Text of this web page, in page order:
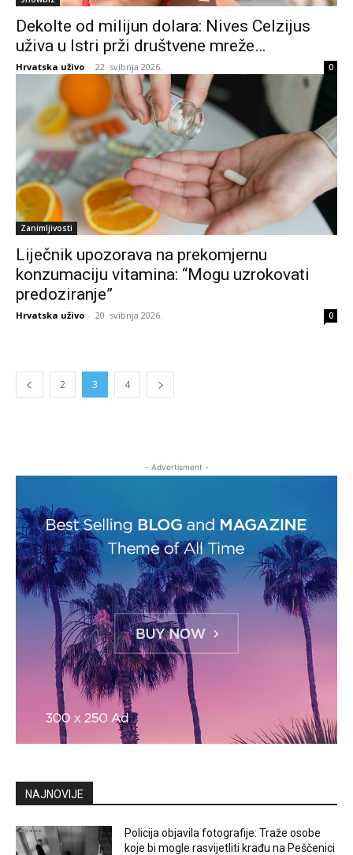
Dekolte od milijun dolara: Nives Celzijus
uživa u Istri prži društvene mreže…
Hrvatska uživo - 22. svibnja 2026. 0
Zanimljivosti
Liječnik upozorava na prekomjernu
konzumaciju vitamina: “Mogu uzrokovati
predoziranje”
Hrvatska uživo - 20. svibnja 2026. 0
2 3 4
- Advertisment -
NAJNOVIJE
Policija objavila fotografije: Traže osobe
koje bi mogle rasvijetliti krađu na Peščenici